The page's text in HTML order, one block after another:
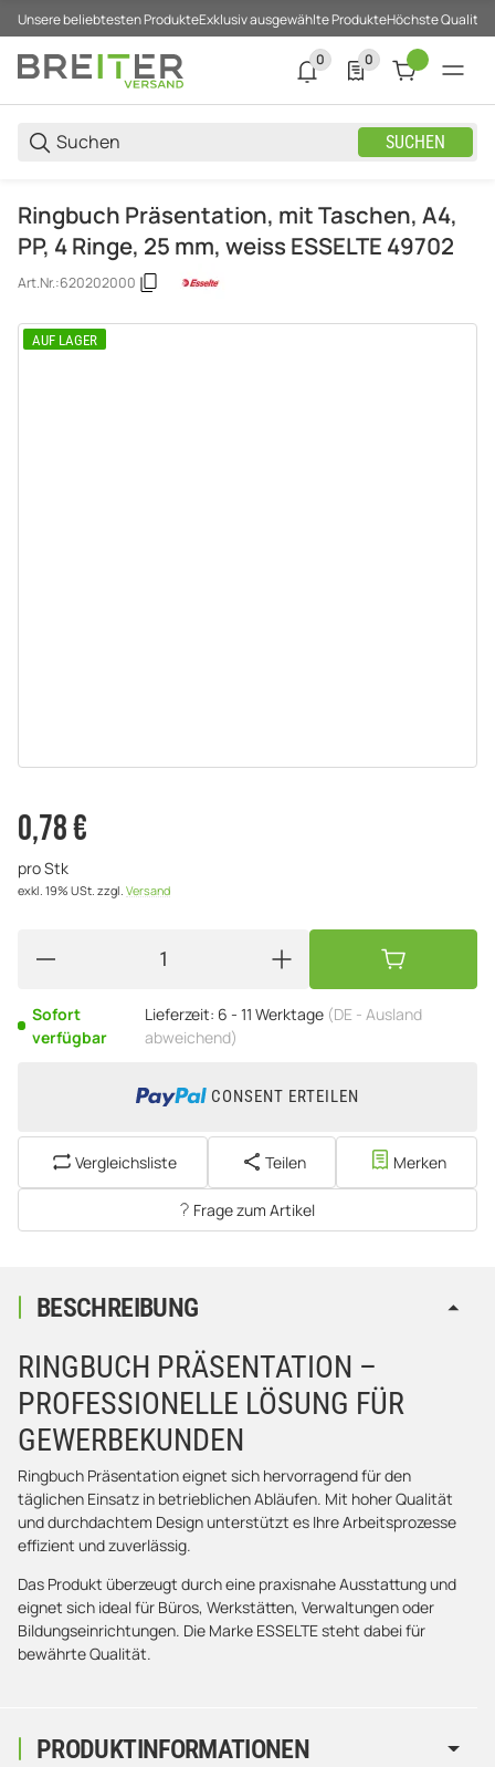
Unsere beliebtesten ProdukteExklusiv ausgewählte ProdukteHöchste Qualität
SUCHEN
0
0 neue Notifizierungen
0
0 Produkte in der
Ringbuch Präsentation, mit Taschen, A4,
PP, 4 Ringe, 25 mm, weiss ESSELTE 49702
Art.Nr.:620202000
AUF LAGER
0,78 €
pro Stk
exkl. 19% USt. zzgl. Versand
Sofort
verfügbar
Lieferzeit: 6 - 11 Werktage (DE - Ausland
abweichend)
CONSENT ERTEILEN
Vergleichsliste Teilen Merken
Frage zum Artikel
PRODUKTINFORMATIONEN
BESCHREIBUNG
RINGBUCH PRÄSENTATION –
PROFESSIONELLE LÖSUNG FÜR
GEWERBEKUNDEN
Ringbuch Präsentation eignet sich hervorragend für den
täglichen Einsatz in betrieblichen Abläufen. Mit hoher Qualität
und durchdachtem Design unterstützt es Ihre Arbeitsprozesse
effizient und zuverlässig.
Das Produkt überzeugt durch eine praxisnahe Ausstattung und
eignet sich ideal für Büros, Werkstätten, Verwaltungen oder
Bildungseinrichtungen. Die Marke ESSELTE steht dabei für
bewährte Qualität.